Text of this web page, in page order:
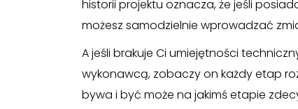
historii projektu oznacza, że jeśli
możesz samodzielnie wprowadzać
A jeśli brakuje Ci umiejętności
wykonawcą, zobaczy on każdy etap
bywa i być może na jakimś etapie